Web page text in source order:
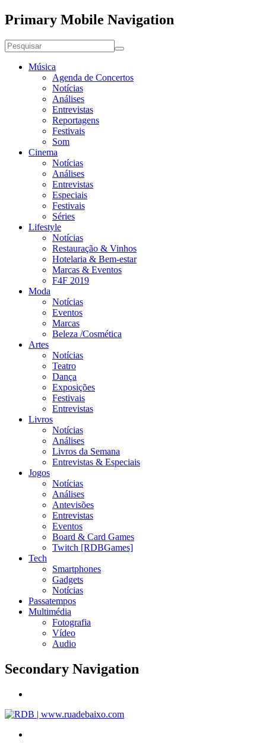
Primary Mobile Navigation
Música
Agenda de Concertos
Notícias
Análises
Entrevistas
Reportagens
Festivais
Som
Cinema
Notícias
Análises
Entrevistas
Especiais
Festivais
Séries
Lifestyle
Notícias
Restauração & Vinhos
Hotelaria & Bem-estar
Marcas & Eventos
F4F 2019
Moda
Notícias
Eventos
Marcas
Beleza /Cosmética
Artes
Notícias
Teatro
Dança
Exposições
Festivais
Entrevistas
Livros
Notícias
Análises
Livros da Semana
Entrevistas & Especiais
Jogos
Notícias
Análises
Antevisões
Entrevistas
Eventos
Board & Card Games
Twitch [RDBGames]
Tech
Smartphones
Gadgets
Notícias
Passatempos
Multimédia
Fotografia
Vídeo
Audio
Secondary Navigation